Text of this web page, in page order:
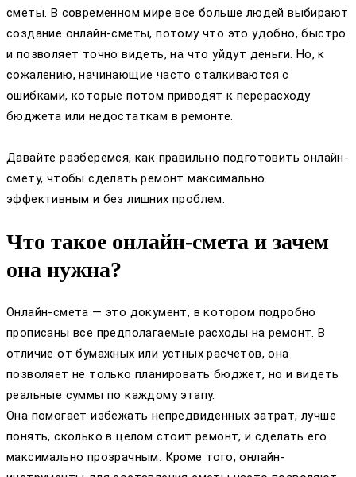
сметы. В современном мире все больше людей выбирают
создание онлайн-сметы, потому что это удобно, быстро
и позволяет точно видеть, на что уйдут деньги. Но, к
сожалению, начинающие часто сталкиваются с
ошибками, которые потом приводят к перерасходу
бюджета или недостаткам в ремонте.
Давайте разберемся, как правильно подготовить онлайн-
смету, чтобы сделать ремонт максимально
эффективным и без лишних проблем.
Что такое онлайн-смета и зачем
она нужна?
Онлайн-смета — это документ, в котором подробно
прописаны все предполагаемые расходы на ремонт. В
отличие от бумажных или устных расчетов, она
позволяет не только планировать бюджет, но и видеть
реальные суммы по каждому этапу.
Она помогает избежать непредвиденных затрат, лучше
понять, сколько в целом стоит ремонт, и сделать его
максимально прозрачным. Кроме того, онлайн-